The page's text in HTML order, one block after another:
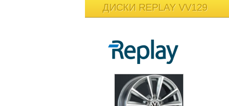
ДИСКИ REPLAY VV129